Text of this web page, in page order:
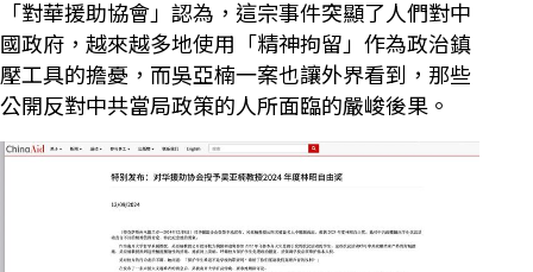
「對華援助協會」認為，這宗事件突顯了人們對中
國政府，越來越多地使用「精神拘留」作為政治鎮
壓工具的擔憂，而吳亞楠一案也讓外界看到，那些
公開反對中共當局政策的人所面臨的嚴峻後果。